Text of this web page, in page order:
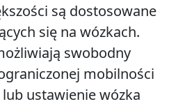
są dostosowane
się na wózkach.
swobodny
mobilności
lub ustawienie wózka